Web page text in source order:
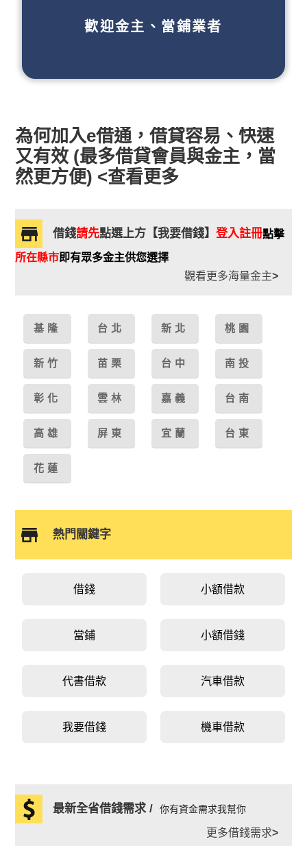
歡迎金主、當鋪業者
為何加入e借通，借貸容易、快速
又有效 (最多借貸會員與金主，當
然更方便) <查看更多
借錢請先點選上方【我要借錢】登入註冊點擊
所在縣市即有眾多金主供您選擇
觀看更多海量金主>
基隆 台北 新北 桃園
新竹 苗栗 台中 南投
彰化 雲林 嘉義 台南
高雄 屏東 宜蘭 台東
花蓮
熱門關鍵字
借錢 小額借款
當鋪 小額借錢
代書借款 汽車借款
我要借錢 機車借款
最新全省借錢需求 / 你有資金需求我幫你
更多借錢需求>